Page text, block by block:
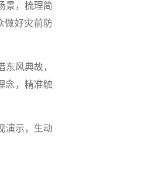
景，梳理简
做好灾前防
风典故，
念，精准触
示， 生动